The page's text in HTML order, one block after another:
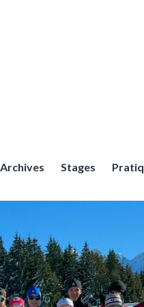
Archives Stages